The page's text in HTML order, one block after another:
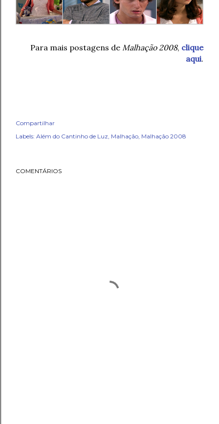
Para mais postagens de Malhação 2008, clique
aqui.
Compartilhar
Labels: Além do Cantinho de Luz Malhação Malhação 2008
COMENTÁRIOS